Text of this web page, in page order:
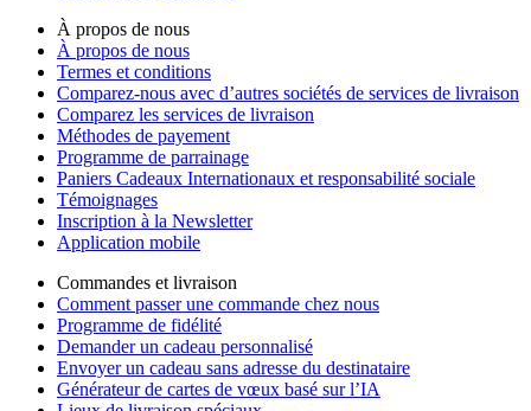
À propos de nous
À propos de nous
Termes et conditions
Comparez-nous avec d’autres sociétés de services de livraison
Comparez les services de livraison
Méthodes de payement
Programme de parrainage
Paniers Cadeaux Internationaux et responsabilité sociale
Témoignages
Inscription à la Newsletter
Application mobile
Commandes et livraison
Comment passer une commande chez nous
Programme de fidélité
Demander un cadeau personnalisé
Envoyer un cadeau sans adresse du destinataire
Générateur de cartes de vœux basé sur l’IA